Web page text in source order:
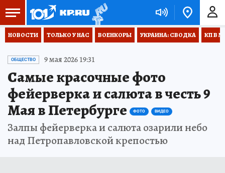
НОВОСТИ ТОЛЬКО У НАС ВОЕНКОРЫ УКРАИНА: СВОДКА КП В
ОБЩЕСТВО 9 мая 2026 19:31
Самые красочные фото
фейерверка и салюта в честь 9
Мая в Петербурге
ФОТО ВИДЕО
Залпы фейерверка и салюта озарили небо
над Петропавловской крепостью